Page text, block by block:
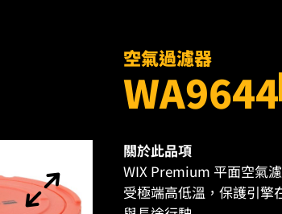
空氣過濾器
WA9644
關於此品項
WIX Premium 平面空氣
受極端高低溫，保護引擎